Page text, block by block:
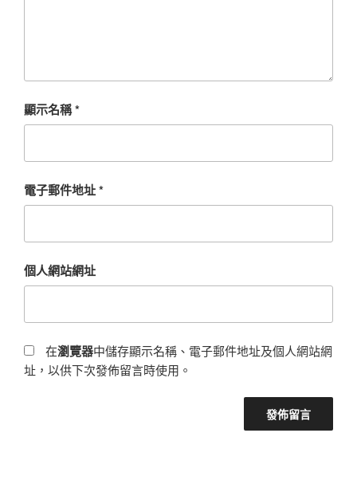
顯示名稱*
電子郵件地址*
個人網站網址
在瀏覽器中儲存顯示名稱、電子郵件地址及個人網站網
址，以供下次發佈留言時使用。